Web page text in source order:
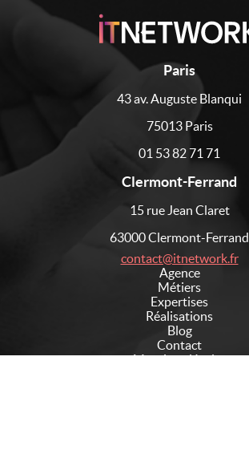
Paris
43 av. Auguste Blanqui
75013 Paris
01 53 82 71 71
Clermont-Ferrand
15 rue Jean Claret
63000 Clermont-Ferrand
contact@itnetwork.fr
Agence
Métiers
Expertises
Réalisations
Blog
Contact
Mentions légales